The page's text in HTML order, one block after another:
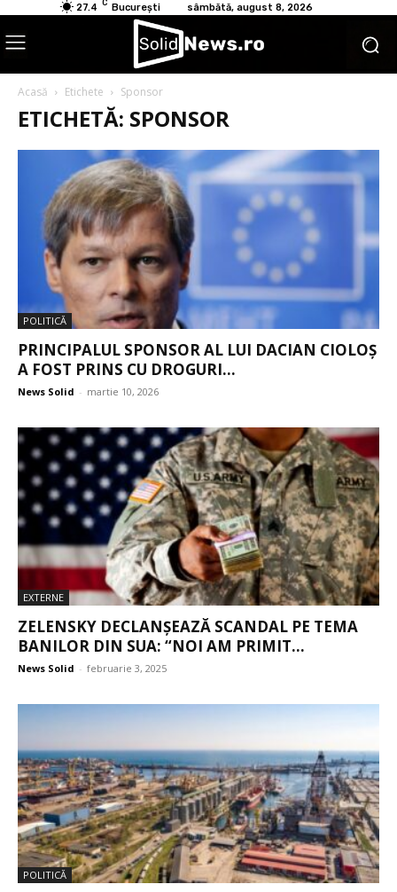
27.4 C București sâmbătă, august 8, 2026
Acasă Etichete Sponsor
ETICHETĂ: SPONSOR
POLITICĂ
PRINCIPALUL SPONSOR AL LUI DACIAN CIOLOȘ
A FOST PRINS CU DROGURI...
News Solid - martie 10, 2026
EXTERNE
ZELENSKY DECLANȘEAZĂ SCANDAL PE TEMA
BANILOR DIN SUA: “NOI AM PRIMIT...
News Solid - februarie 3, 2025
POLITICĂ